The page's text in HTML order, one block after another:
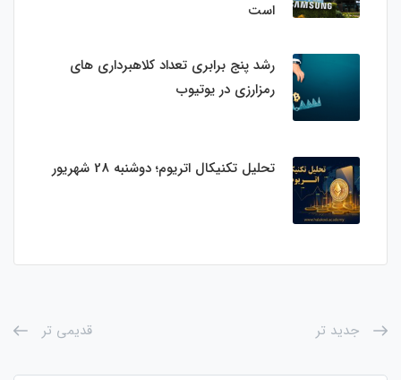
است
رشد پنج برابری تعداد کلاهبرداری های
رمزارزی در یوتیوب
تحلیل تکنیکال اتریوم؛ دوشنبه 28 شهریور
جدید تر قدیمی تر